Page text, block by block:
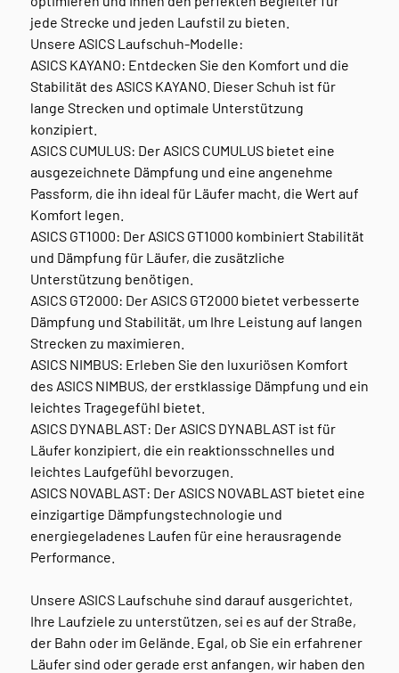
jede Strecke und jeden Laufstil zu bieten.
Unsere ASICS Laufschuh-Modelle:
ASICS KAYANO: Entdecken Sie den Komfort und die
Stabilität des ASICS KAYANO. Dieser Schuh ist für
lange Strecken und optimale Unterstützung
konzipiert.
ASICS CUMULUS: Der ASICS CUMULUS bietet eine
ausgezeichnete Dämpfung und eine angenehme
Passform, die ihn ideal für Läufer macht, die Wert auf
Komfort legen.
ASICS GT1000: Der ASICS GT1000 kombiniert Stabilität
und Dämpfung für Läufer, die zusätzliche
Unterstützung benötigen.
ASICS GT2000: Der ASICS GT2000 bietet verbesserte
Dämpfung und Stabilität, um Ihre Leistung auf langen
Strecken zu maximieren.
ASICS NIMBUS: Erleben Sie den luxuriösen Komfort
des ASICS NIMBUS, der erstklassige Dämpfung und ein
leichtes Tragegefühl bietet.
ASICS DYNABLAST: Der ASICS DYNABLAST ist für
Läufer konzipiert, die ein reaktionsschnelles und
leichtes Laufgefühl bevorzugen.
ASICS NOVABLAST: Der ASICS NOVABLAST bietet eine
einzigartige Dämpfungstechnologie und
energiegeladenes Laufen für eine herausragende
Performance.
Unsere ASICS Laufschuhe sind darauf ausgerichtet,
Ihre Laufziele zu unterstützen, sei es auf der Straße,
der Bahn oder im Gelände. Egal, ob Sie ein erfahrener
Läufer sind oder gerade erst anfangen, wir haben den